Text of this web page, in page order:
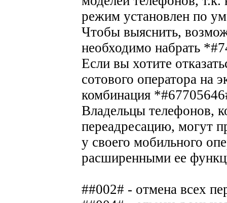
режим установлен по
Чтобы выяснить,
необходимо набрать
Если вы хотите
сотового оператора на
комбинация
Владельцы телефонов,
переадресацию, могут
у своего мобильного
расширенными ее
##002# - отмена всех